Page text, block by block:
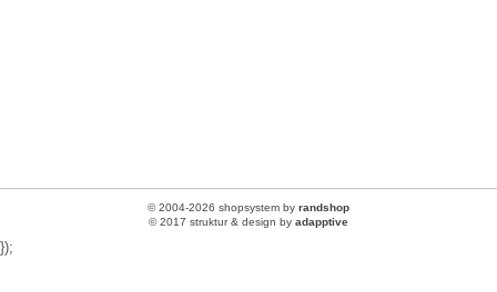
© 2004-2026 shopsystem by randshop
© 2017 struktur & design by adapptive
});